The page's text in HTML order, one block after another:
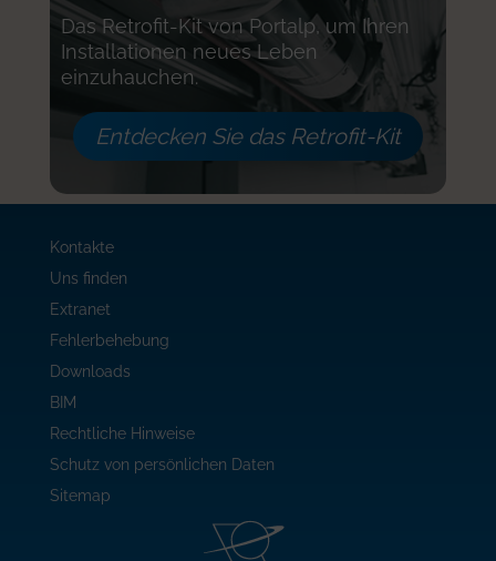
Das Retrofit-Kit von Portalp, um Ihren
Installationen neues Leben
einzuhauchen.
Entdecken Sie das Retrofit-Kit
Kontakte
Uns finden
Extranet
Fehlerbehebung
Downloads
BIM
Rechtliche Hinweise
Schutz von persönlichen Daten
Sitemap